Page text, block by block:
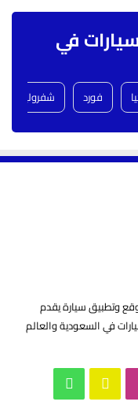
في
فورد شفروليه
وتطبيق سيارة يقدم
في السعودية والعالم
انستقرام سناب